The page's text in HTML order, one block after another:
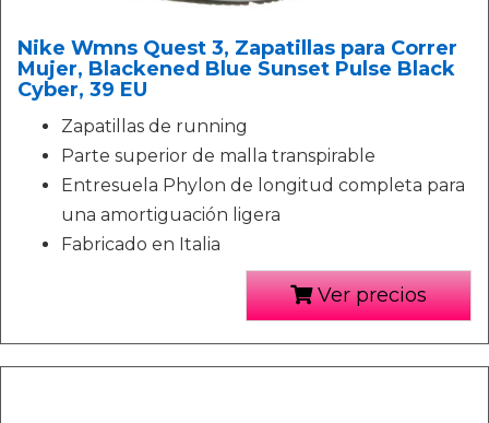
Nike Wmns Quest 3, Zapatillas para Correr
Mujer, Blackened Blue Sunset Pulse Black
Cyber, 39 EU
Zapatillas de running
Parte superior de malla transpirable
Entresuela Phylon de longitud completa para
una amortiguación ligera
Fabricado en Italia
Ver precios